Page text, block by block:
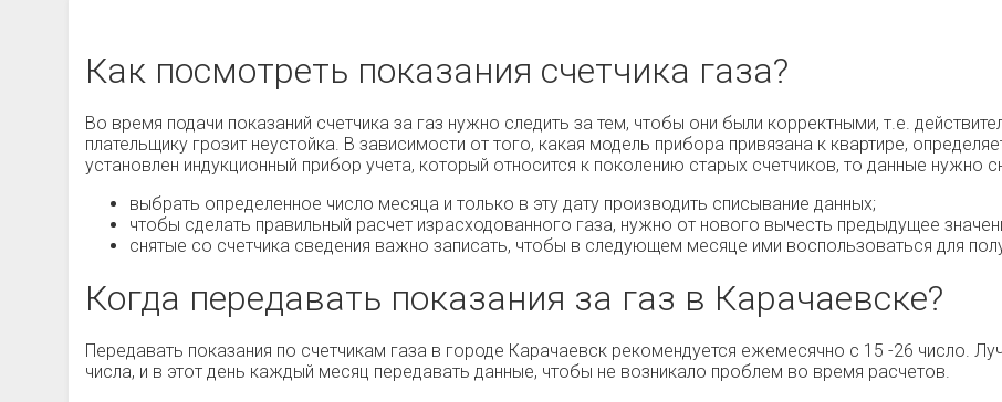
Как посмотреть показания счетчика газа?
Во время подачи показаний счетчика за газ нужно следить за тем, чтобы они были корректными, т.е.
плательщику грозит неустойка. В зависимости от того, какая модель прибора привязана к квартире,
установлен индукционный прибор учета, который относится к поколению старых счетчиков, то данные
выбрать определенное число месяца и только в эту дату производить списывание данных;
чтобы сделать правильный расчет израсходованного газа, нужно от нового вычесть предыдущее
снятые со счетчика сведения важно записать, чтобы в следующем месяце ими воспользоваться для
Когда передавать показания за газ в Карачаевске?
Передавать показания по счетчикам газа в городе Карачаевск рекомендуется ежемесячно с 15 -26 число.
числа, и в этот день каждый месяц передавать данные, чтобы не возникало проблем во время расчетов.